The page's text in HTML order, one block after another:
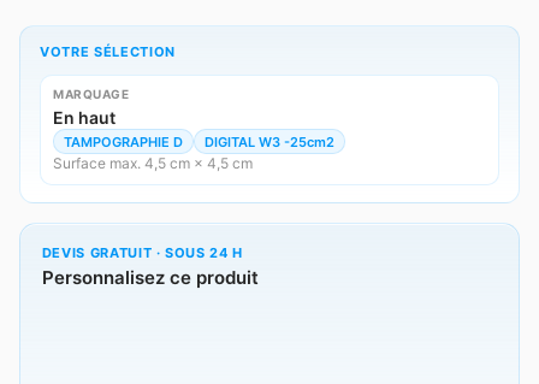
VOTRE SÉLECTION
MARQUAGE
En haut
TAMPOGRAPHIE D DIGITAL W3 -25cm2
Surface max. 4,5 cm × 4,5 cm
DEVIS GRATUIT · SOUS 24 H
Personnalisez ce produit